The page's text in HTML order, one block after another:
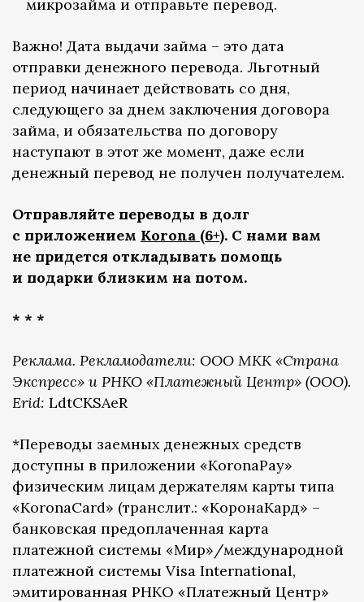
микрозайма и отправьте перевод.
Важно! Дата выдачи займа – это дата
отправки денежного перевода. Льготный
период начинает действовать со дня,
следующего за днем заключения договора
займа, и обязательства по договору
наступают в этот же момент, даже если
денежный перевод не получен получателем.
Отправляйте переводы в долг
с приложением Korona (6+). С нами вам
не придется откладывать помощь
и подарки близким на потом.
* * *
Реклама. Рекламодатели: ООО МКК «Страна
Экспресс» и РНКО «Платежный Центр» (ООО).
Erid: LdtCKSAeR
*Переводы заемных денежных средств
доступны в приложении «KoronaPay»
физическим лицам держателям карты типа
«KoronaCard» (транслит.: «КоронаКард» –
банковская предоплаченная карта
платежной системы «Мир»/международной
платежной системы Visa International,
эмитированная РНКО «Платежный Центр»